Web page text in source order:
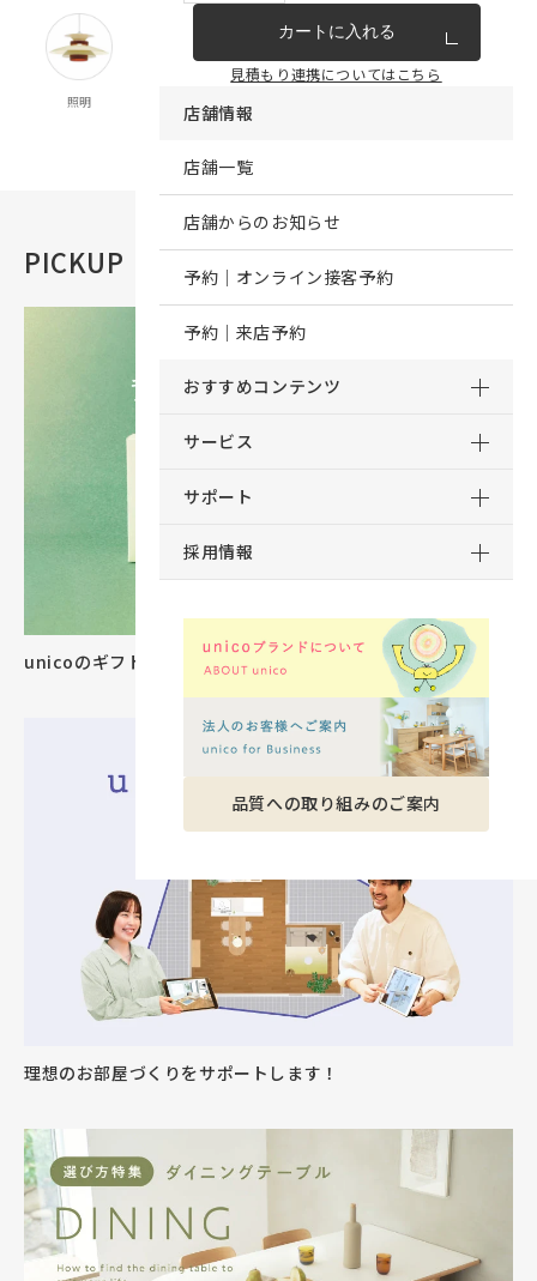
カートに入れる
見積もり連携についてはこちら
店舗情報
店舗一覧
店舗からのお知らせ
予約｜オンライン接客予約
予約｜来店予約
おすすめコンテンツ
サービス
サポート
採用情報
品質への取り組みのご案内
照明 時計
PICKUP おすすめコンテンツ
unicoのギフトカタログができました
理想のお部屋づくりをサポートします！